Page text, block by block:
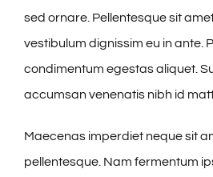
sed ornare. Pellentesque sit
vestibulum dignissim eu in ante.
condimentum egestas aliquet.
accumsan venenatis nibh id
Maecenas imperdiet neque sit
pellentesque. Nam fermentum